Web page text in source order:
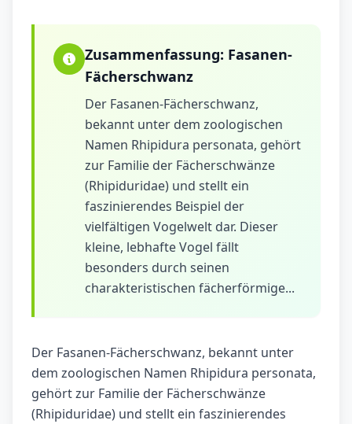
Zusammenfassung: Fasanen-
Fächerschwanz
Der Fasanen-Fächerschwanz,
bekannt unter dem zoologischen
Namen Rhipidura personata, gehört
zur Familie der Fächerschwänze
(Rhipiduridae) und stellt ein
faszinierendes Beispiel der
vielfältigen Vogelwelt dar. Dieser
kleine, lebhafte Vogel fällt
besonders durch seinen
charakteristischen fächerförmige...
Der Fasanen-Fächerschwanz, bekannt unter
dem zoologischen Namen Rhipidura personata,
gehört zur Familie der Fächerschwänze
(Rhipiduridae) und stellt ein faszinierendes